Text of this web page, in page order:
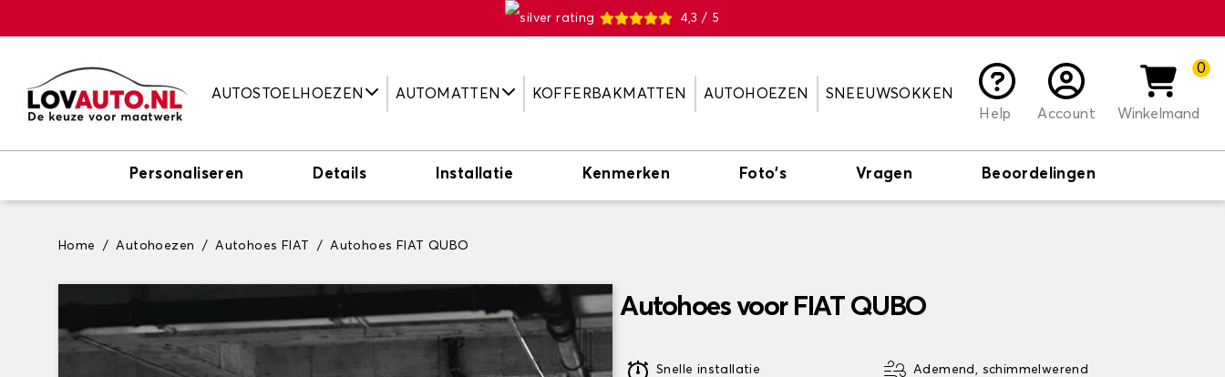
4,3 / 5
AUTOSTOELHOEZEN AUTOMATTEN KOFFERBAKMATTEN AUTOHOEZEN
SNEEUWSOKKEN
Help
Account
0
Winkelmand
Personaliseren Details Installatie Kenmerken Foto's Vragen Beoordelingen
Home Autohoezen Autohoes FIAT Autohoes FIAT QUBO
Autohoes voor FIAT QUBO
Snelle installatie Ademend, schimmelwerend